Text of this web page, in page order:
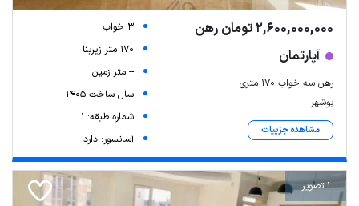
2,600,000,000 تومان رهن
آپارتمان
رهن سه خواب ۱۷۰ متری
بوشهر
مشاهده جزییات
3 خواب
170 متر زیربنا
-- متر زمین
سال ساخت 1405
شماره طبقه: 1
آسانسور: دارد
1 تصویر